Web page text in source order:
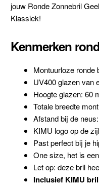
jouw Ronde Zonnebril
Klassiek!
Kenmerken
Montuurloze ronde
UV400 glazen van
Hoogte glazen: 60
Totale breedte
Afstand bij de
KIMU logo op de
Past perfect bij je
One size, het is
Let op: deze bril
Inclusief KIMU